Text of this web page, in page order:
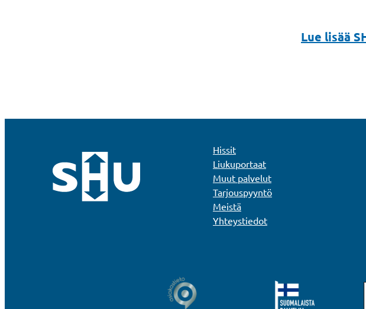
Lue lisää
Hissit
Liukuportaat
Muut palvelut
Tarjouspyyntö
Meistä
Yhteystiedot